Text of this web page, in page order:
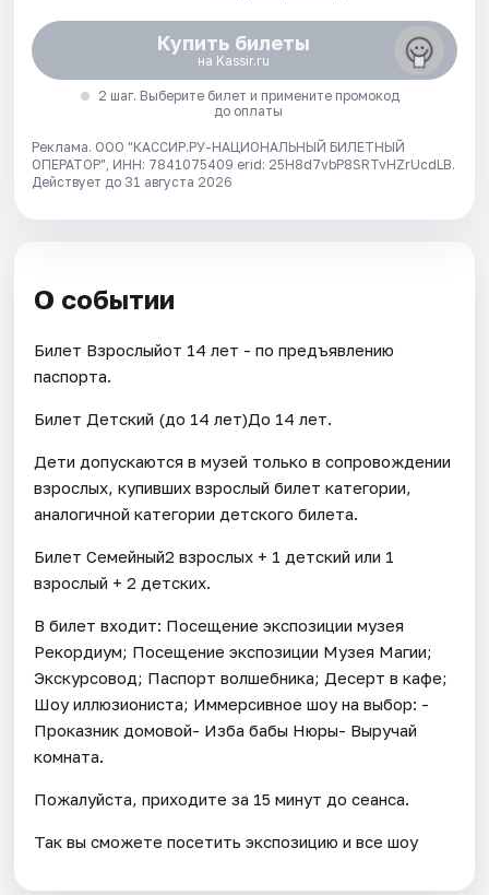
Купить билеты
на Kassir.ru
2 шаг. Выберите билет и примените промокод
до оплаты
Реклама. ООО "КАССИР.РУ-НАЦИОНАЛЬНЫЙ БИЛЕТНЫЙ
ОПЕРАТОР", ИНН: 7841075409 erid: 25H8d7vbP8SRTvHZrUcdLB.
Действует до 31 августа 2026
О событии
Билет Взрослыйот 14 лет - по предъявлению
паспорта.
Билет Детский (до 14 лет)До 14 лет.
Дети допускаются в музей только в сопровождении
взрослых, купивших взрослый билет категории,
аналогичной категории детского билета.
Билет Семейный2 взрослых + 1 детский или 1
взрослый + 2 детских.
В билет входит: Посещение экспозиции музея
Рекордиум; Посещение экспозиции Музея Магии;
Экскурсовод; Паспорт волшебника; Десерт в кафе;
Шоу иллюзиониста; Иммерсивное шоу на выбор: -
Проказник домовой- Изба бабы Нюры- Выручай
комната.
Пожалуйста, приходите за 15 минут до сеанса.
Так вы сможете посетить экспозицию и все шоу